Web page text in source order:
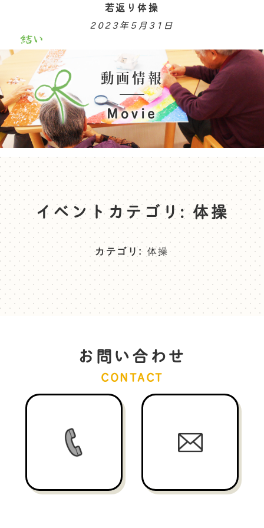
動画情報
Movie
イベントカテゴリ:体操
若返り体操
2023年5月31日
カテゴリ: 体操
お問い合わせ
CONTACT